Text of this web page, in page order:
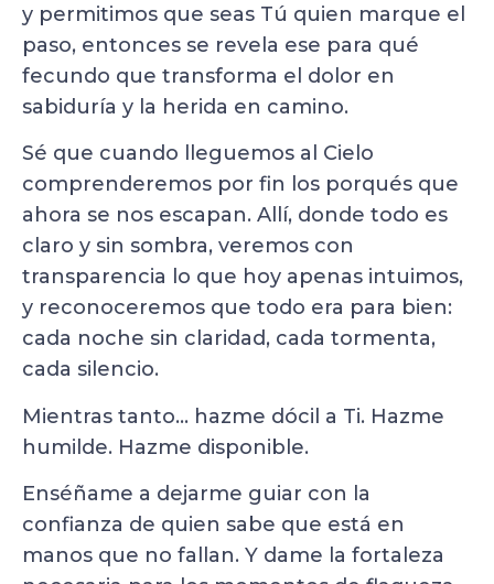
y permitimos que seas Tú quien marque el
paso, entonces se revela ese para qué
fecundo que transforma el dolor en
sabiduría y la herida en camino.
Sé que cuando lleguemos al Cielo
comprenderemos por fin los porqués que
ahora se nos escapan. Allí, donde todo es
claro y sin sombra, veremos con
transparencia lo que hoy apenas intuimos,
y reconoceremos que todo era para bien:
cada noche sin claridad, cada tormenta,
cada silencio.
Mientras tanto… hazme dócil a Ti. Hazme
humilde. Hazme disponible.
Enséñame a dejarme guiar con la
confianza de quien sabe que está en
manos que no fallan. Y dame la fortaleza